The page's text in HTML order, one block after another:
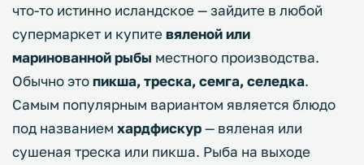
что-то истинно исландское — зайдите в любой
супермаркет и купите вяленой или
маринованной рыбы местного производства.
Обычно этопикша, треска, семга, селедка.
Самым популярным вариантом является блюдо
под названием хардфискур— вяленая или
сушеная треска или пикша. Рыба на выходе